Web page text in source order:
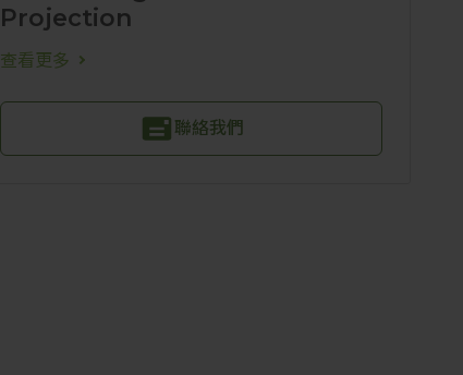
Projection
查看更多
聯絡我們